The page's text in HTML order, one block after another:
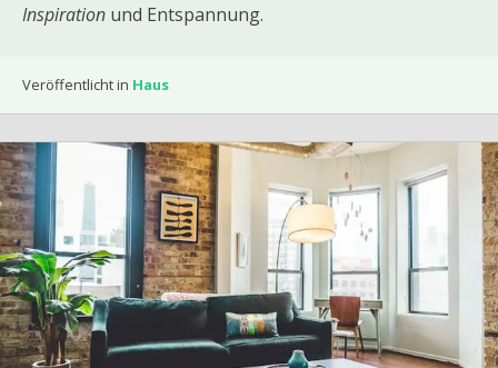
Inspiration und Entspannung.
Veröffentlicht in Haus